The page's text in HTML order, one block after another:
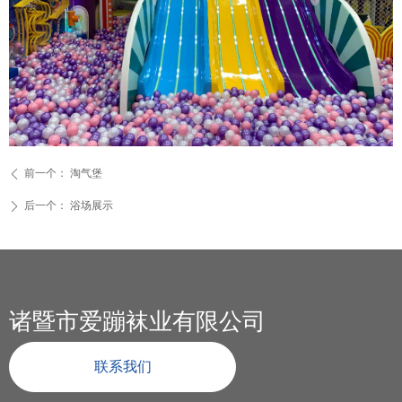
ꄴ 前一个： 淘气堡
ꄲ 后一个： 浴场展示
诸暨市爱蹦袜业有限公司
联系我们